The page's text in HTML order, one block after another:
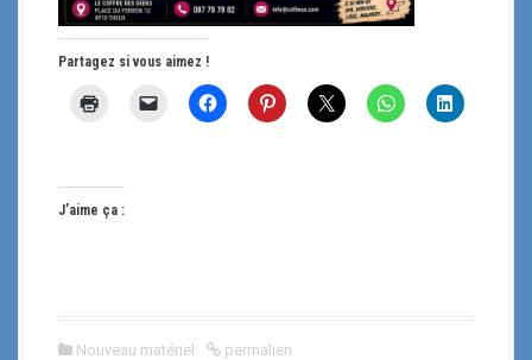
Partagez si vous aimez !
J’aime ça :
Nouveau matériel permalien